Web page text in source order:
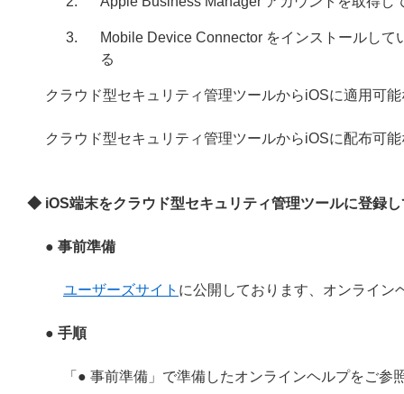
Mobile Device Connector をインストールし
る
クラウド型セキュリティ管理ツールからiOSに適用可
クラウド型セキュリティ管理ツールからiOSに配布可
◆ iOS端末をクラウド型セキュリティ管理ツールに登録
● 事前準備
ユーザーズサイト に公開しております、オンライン
● 手順
「● 事前準備」で準備したオンラインヘルプをご